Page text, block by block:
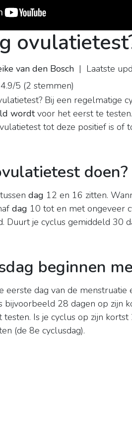
van den Bosch | Laatste
5 (2 stemmen)
Bij een regelmatige
wordtvoor het eerst te
tot deze positief is of
doen?
dag 12 en 16 zitten.
dag 10 tot en met ongeveer
Duurt je cyclus gemiddeld 30
beginnen
eerste dag van de
bijvoorbeeld 28 dagen op zijn
Is je cyclus op zijn
(de 8e cyclusdag).